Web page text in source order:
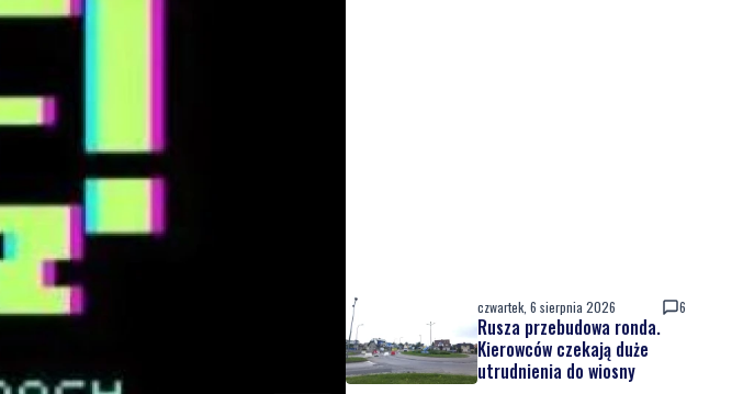
czwartek, 6 sierpnia 2026 6
Rusza przebudowa ronda.
Kierowców czekają duże
utrudnienia do wiosny